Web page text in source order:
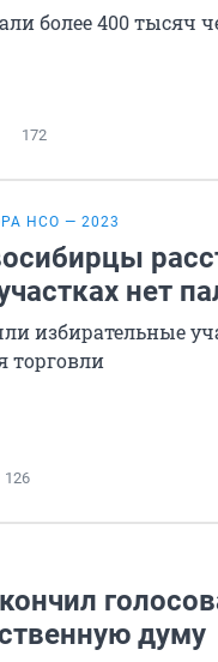
более 400 тысяч
172
НСО — 2023
нет
избирательные
торговли
126
думу